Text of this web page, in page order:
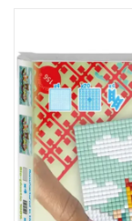
schmink & make-up
hebbedingen
kinderkamer
eten & drinken